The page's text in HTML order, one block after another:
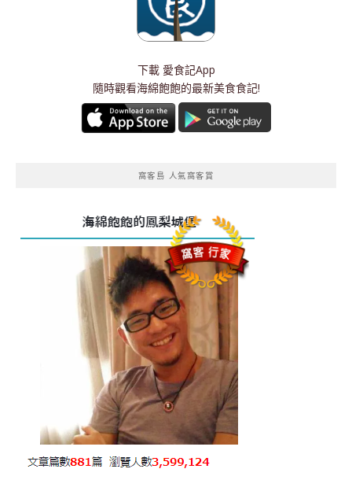
下載 愛食記App
隨時觀看海綿飽飽的最新美食食記!
窩客島 人氣窩客賞